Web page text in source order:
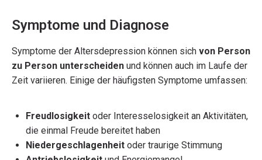
Symptome und Diagnose
Symptome der Altersdepression können sich von Person
zu Person unterscheiden und können auch im Laufe der
Zeit variieren. Einige der häufigsten Symptome umfassen:
Freudlosigkeit oder Interesselosigkeit an Aktivitäten,
die einmal Freude bereitet haben
Niedergeschlagenheit oder traurige Stimmung